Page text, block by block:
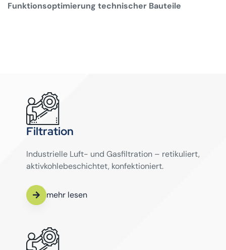
Funktionsoptimierung technischer Bauteile
Filtration
Industrielle Luft- und Gasfiltration – retikuliert,
aktivkohlebeschichtet, konfektioniert.
mehr lesen